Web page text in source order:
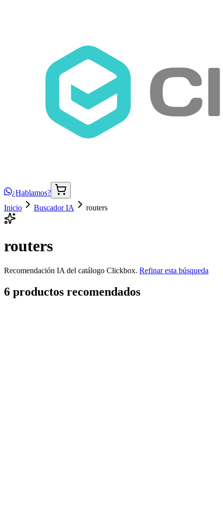
¿Hablamos?
Inicio
Buscador IA routers
routers
Recomendación IA del catálogo Clickbox. Refinar esta búsqueda
6 productos recomendados